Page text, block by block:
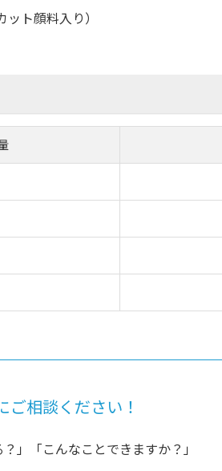
ト顔料入り）
ご相談ください！
？」「こんなことできますか？」